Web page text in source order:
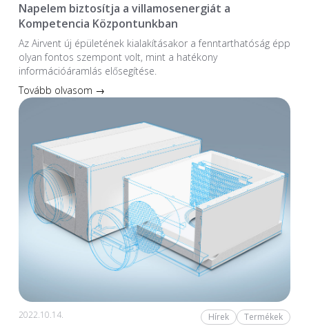
Napelem biztosítja a villamosenergiát a
Kompetencia Központunkban
Az Airvent új épületének kialakításakor a fenntarthatóság épp
olyan fontos szempont volt, mint a hatékony
információáramlás elősegítése.
Tovább olvasom →
2022.10.14. Hírek Termékek